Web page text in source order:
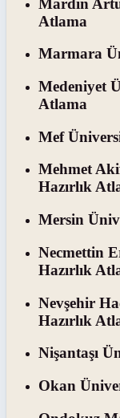
Atlama
Marmara
Medeniyet
Atlama
Mef
Mehmet
Hazırlık
Mersin
Necmettin
Hazırlık
Nevşehir
Hazırlık
Nişantaşı
Okan